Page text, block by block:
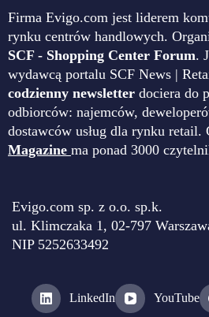
Firma Evigo.com jest liderem
rynku centrów handlowych.
SCF - Shopping Center Forum.
wydawcą portalu SCF News |
codzienny newsletter dociera do
odbiorców: najemców,
dostawców usług dla rynku retail.
Magazine ma ponad 3000
Evigo.com sp. z o.o. sp.k.
ul. Klimczaka 1, 02-797
NIP 5252633492
LinkedIn YouTube